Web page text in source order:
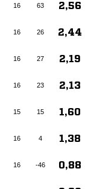
16 63 2,56
16 26 2,44
16 27 2,19
16 23 2,13
15 15 1,60
16 4 1,38
16 -46 0,88